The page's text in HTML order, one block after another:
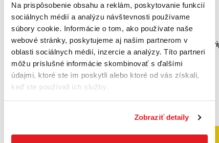
Na prispôsobenie obsahu a reklám, poskytovanie funkcií
sociálnych médií a analýzu návštevnosti používame
súbory cookie. Informácie o tom, ako používate naše
webové stránky, poskytujeme aj našim partnerom v
oblasti sociálnych médií, inzercie a analýzy. Títo partneri
môžu príslušné informácie skombinovať s ďalšími
údajmi, ktoré ste im poskytli alebo ktoré od vás získali,
keď ste používali ich služby.
Zobraziť detaily
KNIPEX Kliešte
odizolovacie 165mm Cr
VDE / 1346165 Knipex
53760165
Do košíka
KNIPEX Kliešte
odizolovacie 195mm
automatické
1242195 Knipex
54900005
Na externom sklade
Do košíka